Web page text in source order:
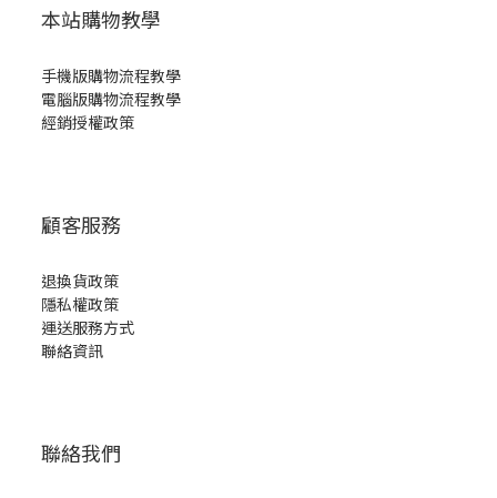
本站購物教學
手機版購物流程教學
電腦版購物流程教學
經銷授權政策
顧客服務
退換貨政策
隱私權政策
運送服務方式
聯絡資訊
聯絡我們